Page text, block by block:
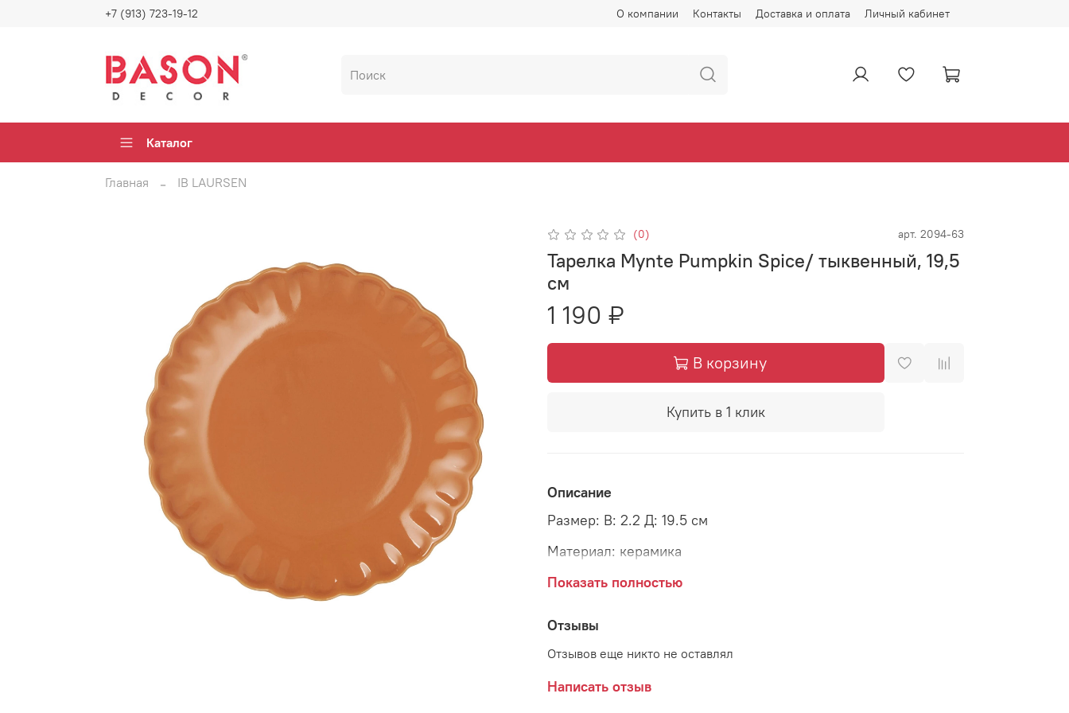
О компании Контакты Доставка и оплата Личный кабинет
+7 (913) 723-19-12
Каталог
Главная IB LAURSEN
(0) арт. 2094-63
Тарелка Mynte Pumpkin Spice/ тыквенный, 19,5
см
1 190 ₽
В корзину
Купить в 1 клик
Описание
Размер: В: 2.2 Д: 19.5 см
Материал: керамика
Страна: Дания
Показать полностью
Отзывы
Отзывов еще никто не оставлял
Написать отзыв